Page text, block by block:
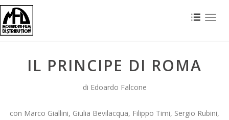
IL PRINCIPE DI ROMA
di Edoardo Falcone
con Marco Giallini, Giulia Bevilacqua, Filippo Timi, Sergio Rubini,